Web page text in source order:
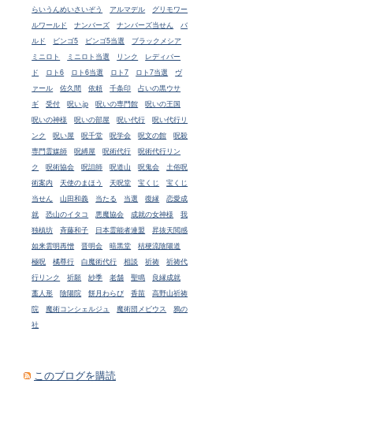
らいうんめいさいぞう
アルマデル
グリモワー
ルワールド
ナンバーズ ナンバーズ当せん
バ
ルド
ビンゴ5 ビンゴ5当選
ブラックメシア
ミニロト
ミニロト当選 リンク
レディバー
ド
ロト6 ロト6当選 ロト7 ロト7当選
ヴ
ァール
佐久間 依頼 千条印
占いの黒ウサ
ギ
受付 呪い.jp 呪いの専門館
呪いの王国
呪いの神様
呪いの部屋 呪い代行
呪い代行リ
ンク
呪い屋 呪千堂 呪学会 呪文の館
呪殺
専門霊媒師
呪縛屋 呪術代行
呪術代行リン
ク
呪術協会 呪詛師 呪道山 呪鬼会
土俗呪
術案内
天使のまほう 天呪堂 宝くじ
宝くじ
当せん
山田和義 当たる 当選 復縁
恋愛成
就
恐山のイタコ 悪魔協会 成就の女神様
我
独槙坊
斉藤和子 日本霊能者連盟
昇抜天閲感
如来雲明再憎
晋明会 暗黒堂
桔梗流陰陽道
極呪
橘尊行 白魔術代行 相談 祈祷
祈祷代
行リンク
祈願 紗季 老舗 聖鳴
良縁成就
藁人形
陰陽院 餅月わらび 香苗
高野山祈祷
院
魔術コンシェルジュ 魔術団メビウス
鴉の
社
このブログを購読